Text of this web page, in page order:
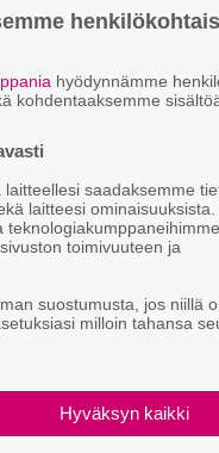
hyödynnämme
kohdentaaksemme
saadaksemme
laitteesi
teknologiakumppaneihimme
toimivuuteen ja
suostumusta, jos niillä
milloin tahansa
Hyväksyn kaikki